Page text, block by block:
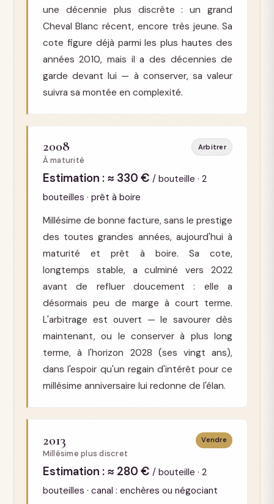
une décennie plus discrète : un grand
Cheval Blanc récent, encore très jeune. Sa
cote figure déjà parmi les plus hautes des
années 2010, mais il a des décennies de
garde devant lui — à conserver, sa valeur
suivra sa montée en complexité.
2008
À maturité
Arbitrer
Estimation : ≈ 330 € / bouteille · 2
bouteilles · prêt à boire
Millésime de bonne facture, sans le prestige
des toutes grandes années, aujourd'hui à
maturité et prêt à boire. Sa cote,
longtemps stable, a culminé vers 2022
avant de refluer doucement : elle a
désormais peu de marge à court terme.
L'arbitrage est ouvert — le savourer dès
maintenant, ou le conserver à plus long
terme, à l'horizon 2028 (ses vingt ans),
dans l'espoir qu'un regain d'intérêt pour ce
millésime anniversaire lui redonne de l'élan.
2013
Millésime plus discret
Vendre
Estimation : ≈ 280 € / bouteille · 2
bouteilles · canal : enchères ou négociant